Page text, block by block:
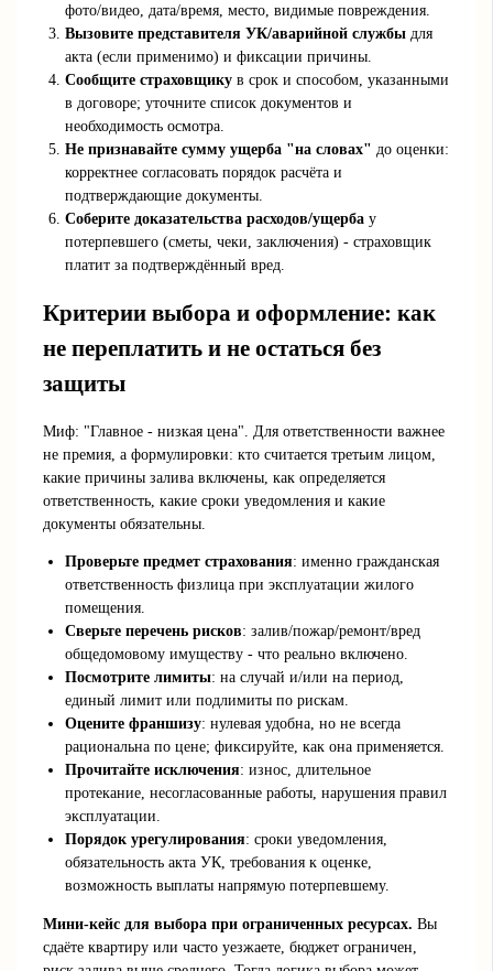
фото/видео, дата/время, место, видимые повреждения.
Вызовите представителя УК/аварийной службы для
акта (если применимо) и фиксации причины.
Сообщите страховщику в срок и способом, указанными
в договоре; уточните список документов и
необходимость осмотра.
Не признавайте сумму ущерба "на словах" до оценки:
корректнее согласовать порядок расчёта и
подтверждающие документы.
Соберите доказательства расходов/ущерба у
потерпевшего (сметы, чеки, заключения) - страховщик
платит за подтверждённый вред.
Критерии выбора и оформление: как
не переплатить и не остаться без
защиты
Миф: "Главное - низкая цена". Для ответственности важнее
не премия, а формулировки: кто считается третьим лицом,
какие причины залива включены, как определяется
ответственность, какие сроки уведомления и какие
документы обязательны.
Проверьте предмет страхования: именно гражданская
ответственность физлица при эксплуатации жилого
помещения.
Сверьте перечень рисков: залив/пожар/ремонт/вред
общедомовому имуществу - что реально включено.
Посмотрите лимиты: на случай и/или на период,
единый лимит или подлимиты по рискам.
Оцените франшизу: нулевая удобна, но не всегда
рациональна по цене; фиксируйте, как она применяется.
Прочитайте исключения: износ, длительное
протекание, несогласованные работы, нарушения правил
эксплуатации.
Порядок урегулирования: сроки уведомления,
обязательность акта УК, требования к оценке,
возможность выплаты напрямую потерпевшему.
Мини-кейс для выбора при ограниченных ресурсах. Вы
сдаёте квартиру или часто уезжаете, бюджет ограничен,